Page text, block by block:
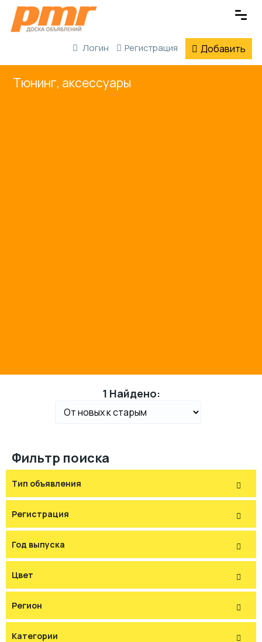
Логин Регистрация Добавить
Тюнинг, аксессуары
1 Найдено:
Фильтр поиска
Тип объявления
Регистрация
Год выпуска
Цвет
Регион
Категории